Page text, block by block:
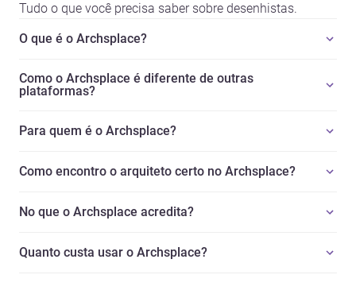
Tudo o que você precisa saber sobre desenhistas.
O que é o Archsplace?
Como o Archsplace é diferente de outras
plataformas?
Para quem é o Archsplace?
Como encontro o arquiteto certo no Archsplace?
No que o Archsplace acredita?
Quanto custa usar o Archsplace?